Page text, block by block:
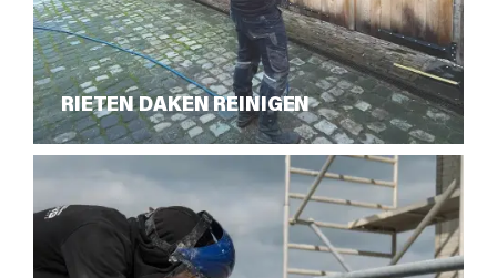
RIETEN DAKEN REINIGEN